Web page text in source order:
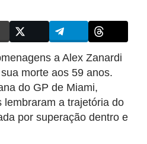
a Alex Zanardi
morte aos 59 anos.
do GP de Miami,
lembraram a trajetória do
por superação dentro e